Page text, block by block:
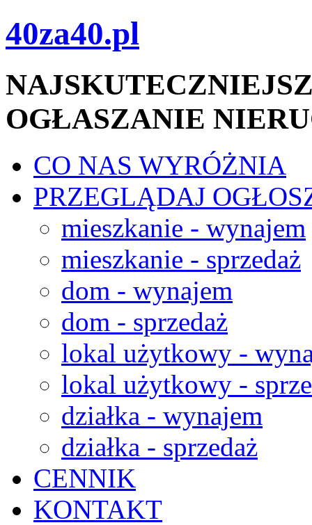
40za40.pl
OGŁASZANIE
CO NAS WYRÓŻNIA
PRZEGLĄDAJ
mieszkanie - wynajem
mieszkanie - sprzedaż
dom - wynajem
dom - sprzedaż
lokal użytkowy -
lokal użytkowy -
działka - wynajem
działka - sprzedaż
CENNIK
KONTAKT